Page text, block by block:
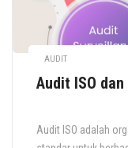
AUDIT
Audit ISO
Audit ISO adalah